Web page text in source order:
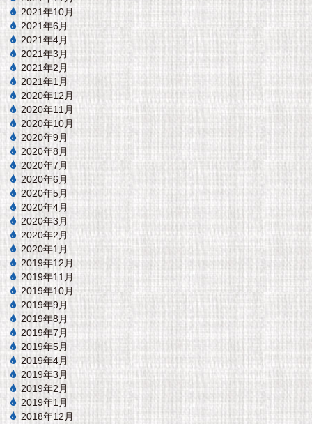
2021年10月
2021年6月
2021年4月
2021年3月
2021年2月
2021年1月
2020年12月
2020年11月
2020年10月
2020年9月
2020年8月
2020年7月
2020年6月
2020年5月
2020年4月
2020年3月
2020年2月
2020年1月
2019年12月
2019年11月
2019年10月
2019年9月
2019年8月
2019年7月
2019年5月
2019年4月
2019年3月
2019年2月
2019年1月
2018年12月